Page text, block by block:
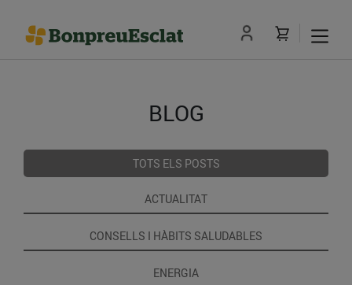
BLOG
TOTS ELS POSTS
ACTUALITAT
CONSELLS I HÀBITS SALUDABLES
ENERGIA